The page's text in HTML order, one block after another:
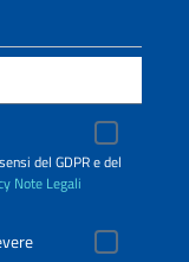
del GDPR e del
Note Legali